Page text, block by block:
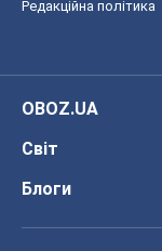
Редакційна політика
OBOZ.UA
Світ
Блоги